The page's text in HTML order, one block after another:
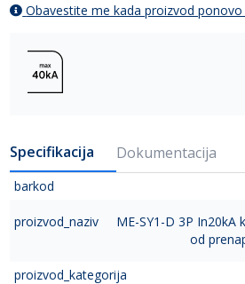
Obavestite me kada proizvod
Specifikacija Dokumentacija
barkod
proizvod_naziv
ME-SY1-D 3P
od
proizvod_kategorija